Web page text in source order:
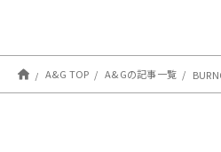
A&G TOP A&Gの記事一覧